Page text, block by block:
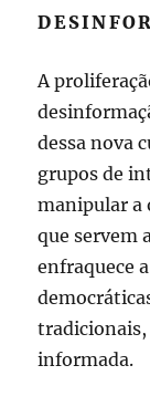
A
dessa nova
grupos de
manipular a
que servem
enfraquece
tradicionais,
informada.